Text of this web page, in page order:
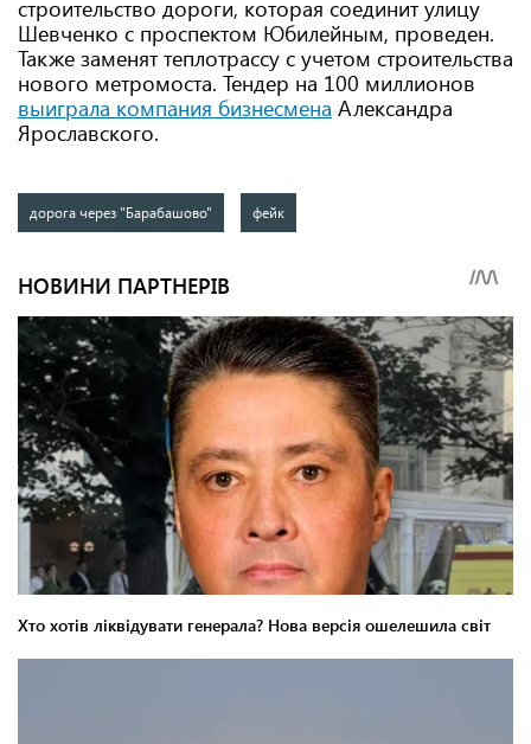
строительство дороги, которая соединит улицу
Шевченко с проспектом Юбилейным, проведен.
Также заменят теплотрассу с учетом строительства
нового метромоста. Тендер на 100 миллионов
выиграла компания бизнесмена Александра
Ярославского.
дорога через "Барабашово" фейк